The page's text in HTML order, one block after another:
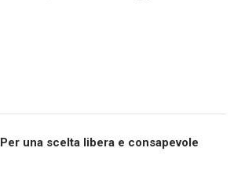
Per una scelta libera e consapevole